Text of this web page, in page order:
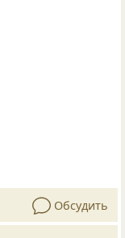
Обсудить